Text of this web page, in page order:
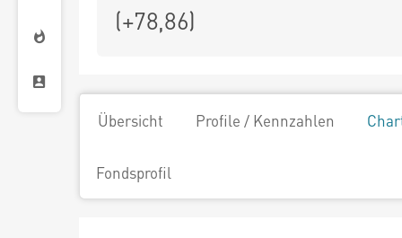
(+78,86)
Übersicht Profile / Kennzahlen
Fondsprofil